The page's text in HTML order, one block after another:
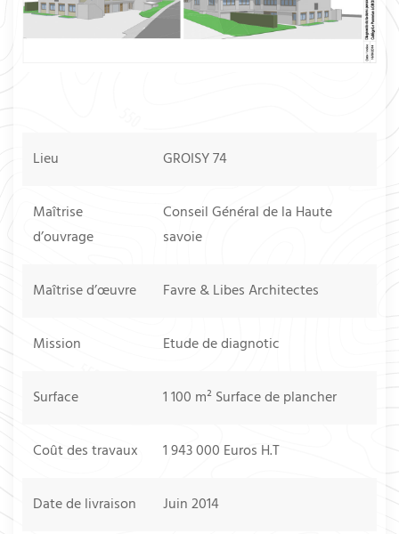
Lieu GROISY 74
Maîtrise
d’ouvrage
Conseil Général de la Haute
savoie
Maîtrise d’œuvre Favre & Libes Architectes
Mission Etude de diagnotic
Surface 1 100 m² Surface de plancher
Coût des travaux 1 943 000 Euros H.T
Date de livraison Juin 2014